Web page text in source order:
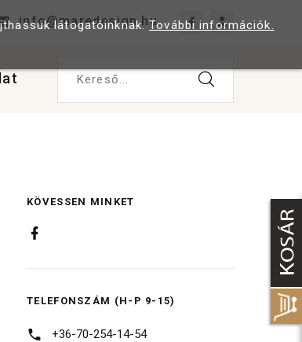
info@maredesign.hu
Kereső...
KÖVESSEN MINKET
TELEFONSZÁM (H-P 9-15)
+36-70-254-14-54
látogatóinknak.További információk.